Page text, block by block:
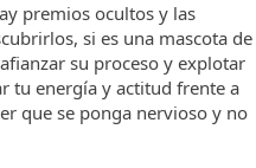
premios ocultos y las
si es una mascota de
su proceso y explotar
tu energía y actitud frente a
que se ponga nervioso y no